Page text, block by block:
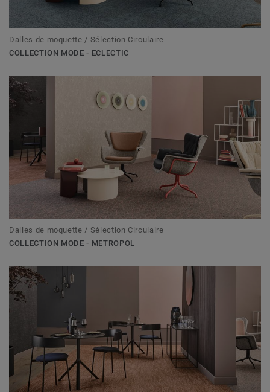
Dalles de moquette / Sélection Circulaire
COLLECTION MODE - ECLECTIC
Dalles de moquette / Sélection Circulaire
COLLECTION MODE - METROPOL